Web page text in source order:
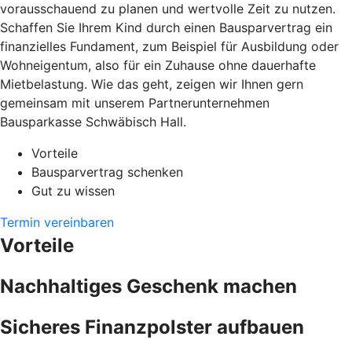
vorausschauend zu planen und wertvolle Zeit zu nutzen.
Schaffen Sie Ihrem Kind durch einen Bausparvertrag ein
finanzielles Fundament, zum Beispiel für Ausbildung oder
Wohneigentum, also für ein Zuhause ohne dauerhafte
Mietbelastung. Wie das geht, zeigen wir Ihnen gern
gemeinsam mit unserem Partnerunternehmen
Bausparkasse Schwäbisch Hall.
Vorteile
Bausparvertrag schenken
Gut zu wissen
Termin vereinbaren
Vorteile
Nachhaltiges Geschenk machen
Sicheres Finanzpolster aufbauen